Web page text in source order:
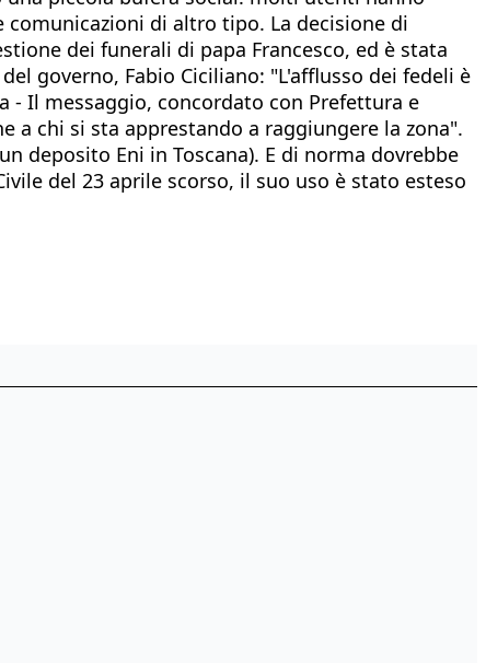
di altro tipo. La decisione di
dei funerali di papa Francesco, ed è stata
governo, Fabio Ciciliano: "L'afflusso dei fedeli è
- Il messaggio, concordato con Prefettura e
a chi si sta apprestando a raggiungere la zona".
deposito Eni in Toscana). E di norma dovrebbe
del 23 aprile scorso, il suo uso è stato esteso